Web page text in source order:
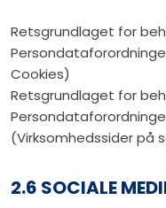
Retsgrundlaget for
Cookies)
Retsgrundlaget for
(Virksomhedssider på
2.6 SOCIALE